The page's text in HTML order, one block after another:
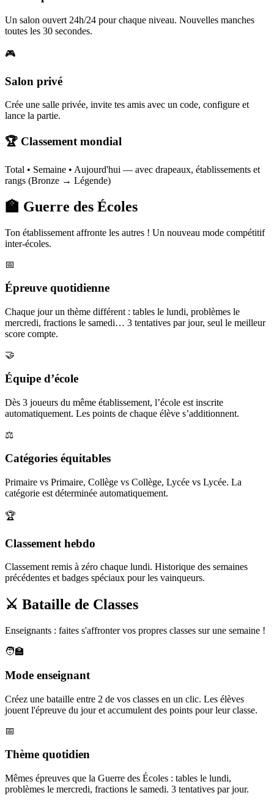
Un salon ouvert 24h/24 pour chaque niveau. Nouvelles manches
toutes les 30 secondes.
🎮
Salon privé
Crée une salle privée, invite tes amis avec un code, configure et
lance la partie.
🏆 Classement mondial
Total • Semaine • Aujourd'hui — avec drapeaux, établissements et
rangs (Bronze → Légende)
🏫 Guerre des Écoles
Ton établissement affronte les autres ! Un nouveau mode compétitif
inter-écoles.
📅
Épreuve quotidienne
Chaque jour un thème différent : tables le lundi, problèmes le
mercredi, fractions le samedi… 3 tentatives par jour, seul le meilleur
score compte.
🤝
Équipe d’école
Dès 3 joueurs du même établissement, l’école est inscrite
automatiquement. Les points de chaque élève s’additionnent.
⚖️
Catégories équitables
Primaire vs Primaire, Collège vs Collège, Lycée vs Lycée. La
catégorie est déterminée automatiquement.
🏆
Classement hebdo
Classement remis à zéro chaque lundi. Historique des semaines
précédentes et badges spéciaux pour les vainqueurs.
⚔️ Bataille de Classes
Enseignants : faites s'affronter vos propres classes sur une semaine !
🧑‍🏫
Mode enseignant
Créez une bataille entre 2 de vos classes en un clic. Les élèves
jouent l'épreuve du jour et accumulent des points pour leur classe.
📅
Thème quotidien
Mêmes épreuves que la Guerre des Écoles : tables le lundi,
problèmes le mercredi, fractions le samedi. 3 tentatives par jour.